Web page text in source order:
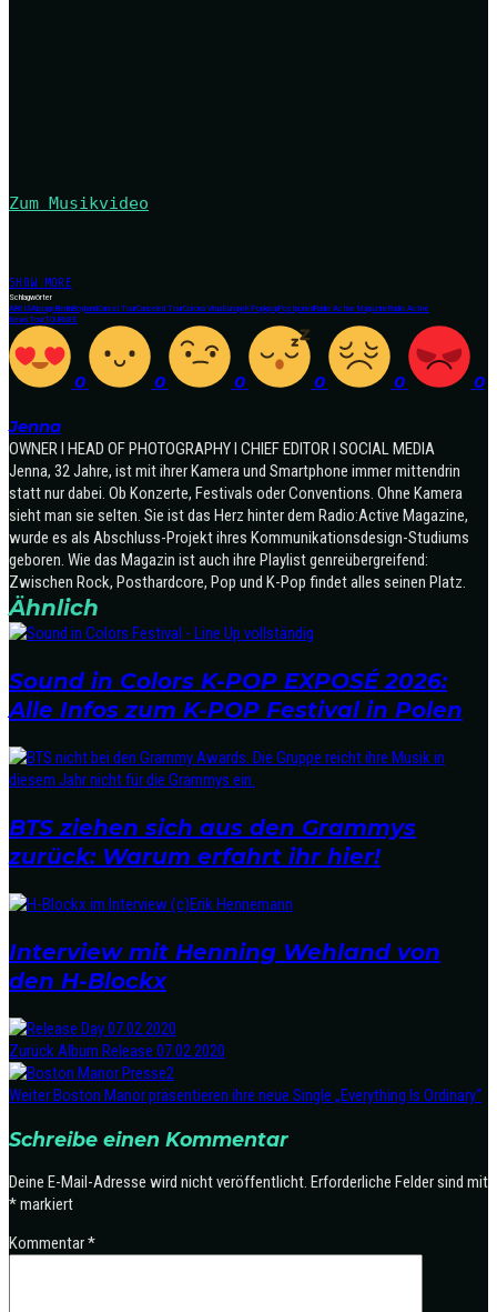
Zum Musikvideo
SHOW MORE
Schlagwörter
AB6IXAbsageBerlinBoybandCancel TourCanceled TourCorona VirusEuropeK-PopkpopPostponedRadio Active MagazineRadio Active
NewsTourTOURNEE
0 0 0 0 0 0
Jenna
OWNER I HEAD OF PHOTOGRAPHY I CHIEF EDITOR I SOCIAL MEDIA
Jenna, 32 Jahre, ist mit ihrer Kamera und Smartphone immer mittendrin
statt nur dabei. Ob Konzerte, Festivals oder Conventions. Ohne Kamera
sieht man sie selten. Sie ist das Herz hinter dem Radio:Active Magazine,
wurde es als Abschluss-Projekt ihres Kommunikationsdesign-Studiums
geboren. Wie das Magazin ist auch ihre Playlist genreübergreifend:
Zwischen Rock, Posthardcore, Pop und K-Pop findet alles seinen Platz.
Ähnlich
Sound in Colors K-POP EXPOSÉ 2026:
Alle Infos zum K-POP Festival in Polen
BTS ziehen sich aus den Grammys
zurück: Warum erfahrt ihr hier!
Interview mit Henning Wehland von
den H-Blockx
ZurückAlbum Release 07.02.2020
WeiterBoston Manor präsentieren ihre neue Single „Everything Is Ordinary“
Schreibe einen Kommentar
Deine E-Mail-Adresse wird nicht veröffentlicht. Erforderliche Felder sind mit
*markiert
Kommentar*